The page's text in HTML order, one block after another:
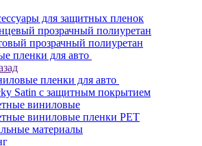
для защитных пленок
прозрачный полиуретан
прозрачный полиуретан
пленки для авто
пленки для авто
Satin с защитным покрытием
виниловые
виниловые пленки PET
материалы